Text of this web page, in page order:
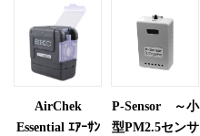
AirChek
Essential ｴｱｰｻﾝ
P-Sensor ～小
型PM2.5センサ